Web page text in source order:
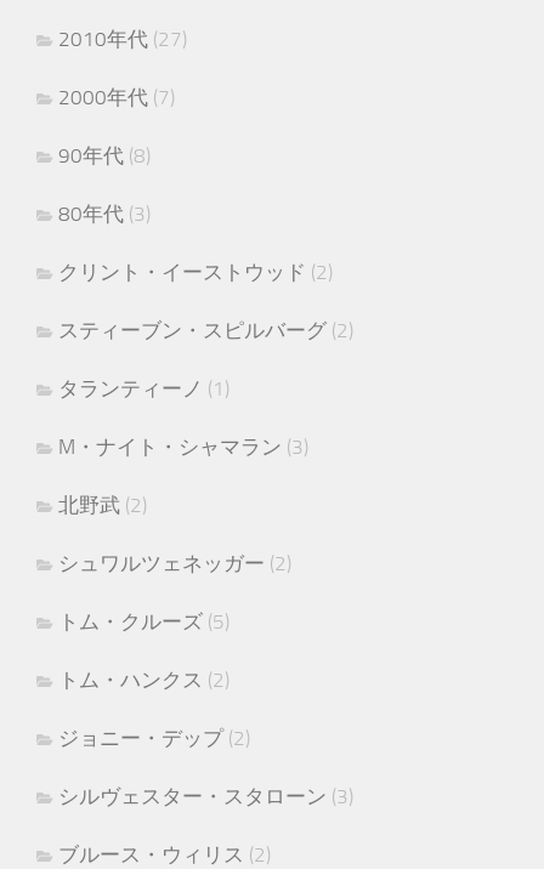
2010年代 (27)
2000年代 (7)
90年代 (8)
80年代 (3)
クリント・イーストウッド (2)
スティーブン・スピルバーグ (2)
タランティーノ (1)
M・ナイト・シャマラン (3)
北野武 (2)
シュワルツェネッガー (2)
トム・クルーズ (5)
トム・ハンクス (2)
ジョニー・デップ(2)
シルヴェスター・スタローン (3)
ブルース・ウィリス (2)